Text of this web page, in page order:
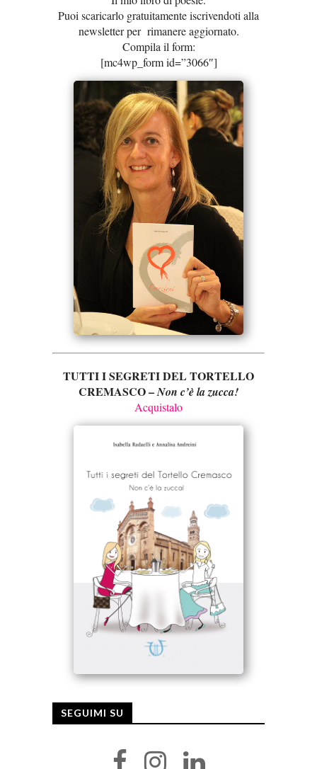
Puoi scaricarlo gratuitamente iscrivendoti alla
newsletter per rimanere aggiornato.
Compila il form:
[mc4wp_form id=”3066″]
TUTTI I SEGRETI DEL TORTELLO
CREMASCO –Non c’è la zucca!
Acquistalo
SEGUIMI SU